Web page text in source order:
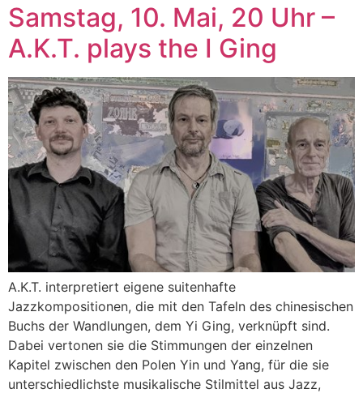
Samstag, 10. Mai, 20 Uhr –
A.K.T. plays the I Ging
A.K.T. interpretiert eigene suitenhafte
Jazzkompositionen, die mit den Tafeln des chinesischen
Buchs der Wandlungen, dem Yi Ging, verknüpft sind.
Dabei vertonen sie die Stimmungen der einzelnen
Kapitel zwischen den Polen Yin und Yang, für die sie
unterschiedlichste musikalische Stilmittel aus Jazz,